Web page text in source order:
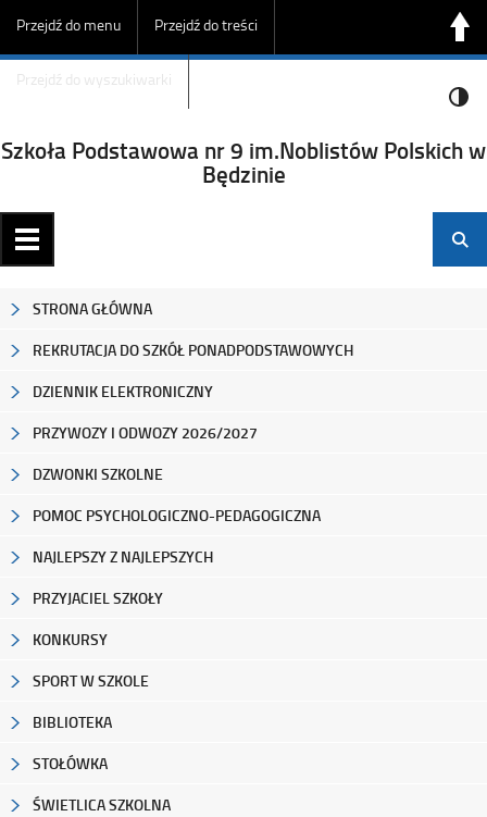
Przejdź do menu Przejdź do treści
Przejdź do wyszukiwarki
Szkoła Podstawowa nr 9 im.Noblistów Polskich w
Będzinie
STRONA GŁÓWNA
REKRUTACJA DO SZKÓŁ PONADPODSTAWOWYCH
DZIENNIK ELEKTRONICZNY
PRZYWOZY I ODWOZY 2026/2027
DZWONKI SZKOLNE
POMOC PSYCHOLOGICZNO-PEDAGOGICZNA
NAJLEPSZY Z NAJLEPSZYCH
PRZYJACIEL SZKOŁY
KONKURSY
SPORT W SZKOLE
BIBLIOTEKA
STOŁÓWKA
ŚWIETLICA SZKOLNA